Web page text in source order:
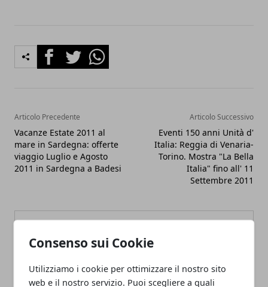
Consenso sui Cookie
Utilizziamo i cookie per ottimizzare il nostro sito
web e il nostro servizio. Puoi scegliere a quali
FacebookTwitterWhatsapp
Articolo Precedente
Vacanze Estate 2011 al
mare in Sardegna: offerte
viaggio Luglio e Agosto
2011 in Sardegna a Badesi
Articolo Successivo
Eventi 150 anni Unità d'
Italia: Reggia di Venaria-
Torino. Mostra "La Bella
Italia" fino all' 11
Settembre 2011
Redazione